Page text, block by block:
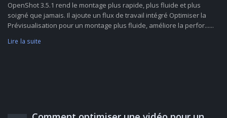
OpenShot 3.5.1 rend le montage plus rapide, plus fluide et plus
soigné que jamais. Il ajoute un flux de travail intégré Optimiser la
Prévisualisation pour un montage plus fluide, améliore la perfor......
Lire la suite